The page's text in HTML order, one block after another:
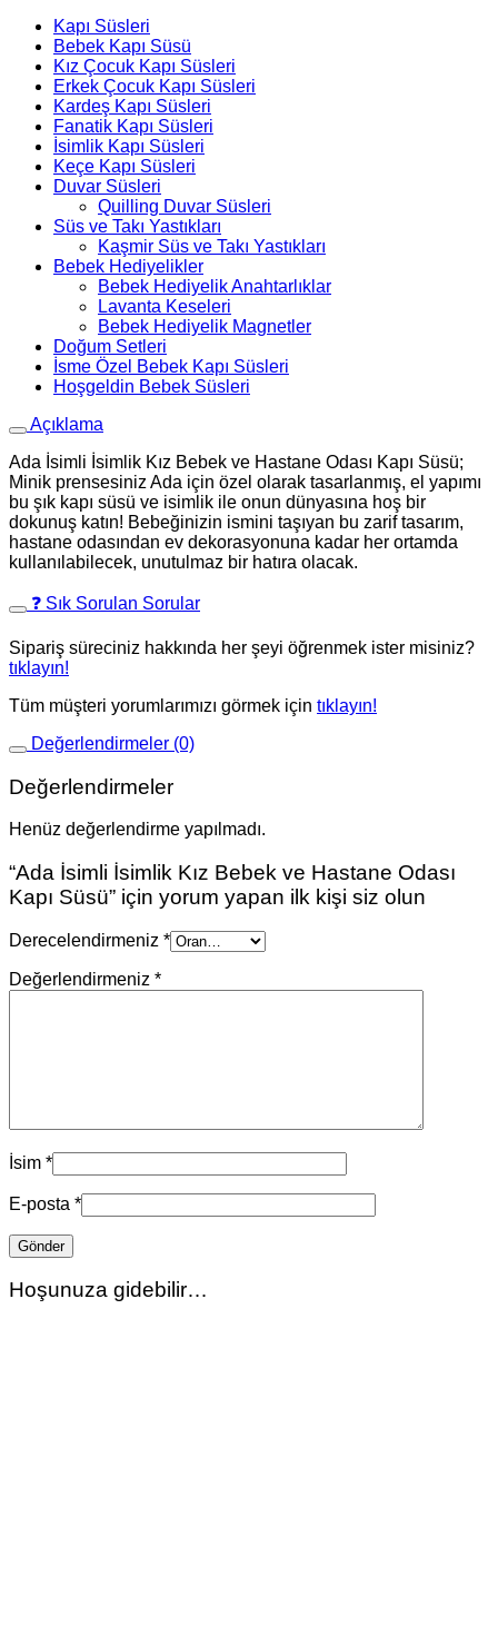
Odası
Kapı
Süsü
adet
Kapı Süsleri
Bebek Kapı Süsü
Kız Çocuk Kapı Süsleri
Erkek Çocuk Kapı Süsleri
Kardeş Kapı Süsleri
Fanatik Kapı Süsleri
İsimlik Kapı Süsleri
Keçe Kapı Süsleri
Duvar Süsleri
Quilling Duvar Süsleri
Süs ve Takı Yastıkları
Kaşmir Süs ve Takı Yastıkları
Bebek Hediyelikler
Bebek Hediyelik Anahtarlıklar
Lavanta Keseleri
Bebek Hediyelik Magnetler
Doğum Setleri
İsme Özel Bebek Kapı Süsleri
Hoşgeldin Bebek Süsleri
Açıklama
Ada İsimli İsimlik Kız Bebek ve Hastane Odası Kapı Süsü;
Minik prensesiniz Ada için özel olarak tasarlanmış, el yapımı
bu şık kapı süsü ve isimlik ile onun dünyasına hoş bir
dokunuş katın! Bebeğinizin ismini taşıyan bu zarif tasarım,
hastane odasından ev dekorasyonuna kadar her ortamda
kullanılabilecek, unutulmaz bir hatıra olacak.
❓ Sık Sorulan Sorular
Sipariş süreciniz hakkında her şeyi öğrenmek ister misiniz?
tıklayın!
Tüm müşteri yorumlarımızı görmek için tıklayın!
Değerlendirmeler (0)
Değerlendirmeler
Henüz değerlendirme yapılmadı.
“Ada İsimli İsimlik Kız Bebek ve Hastane Odası
Kapı Süsü” için yorum yapan ilk kişi siz olun
Derecelendirmeniz *
Değerlendirmeniz *
İsim *
E-posta *
Hoşunuza gidebilir…